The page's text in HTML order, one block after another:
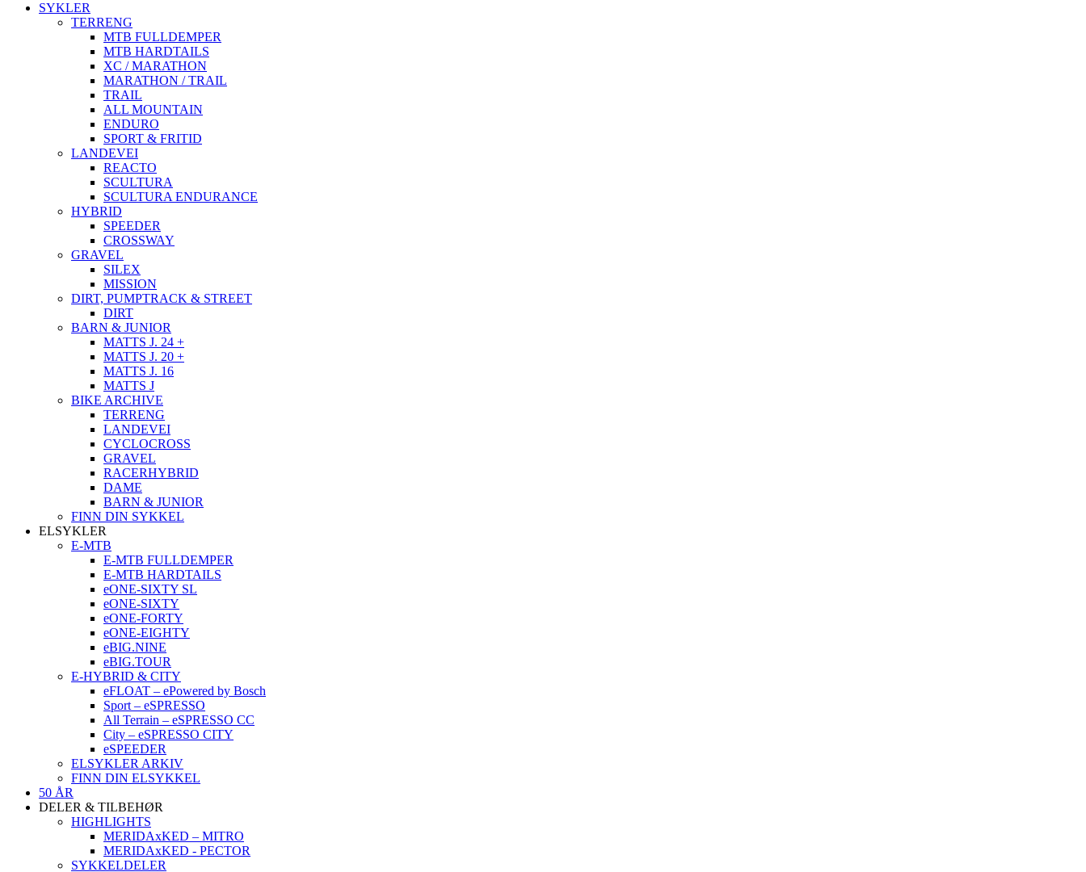
SYKLER
TERRENG
MTB FULLDEMPER
MTB HARDTAILS
XC / MARATHON
MARATHON / TRAIL
TRAIL
ALL MOUNTAIN
ENDURO
SPORT & FRITID
LANDEVEI
REACTO
SCULTURA
SCULTURA ENDURANCE
HYBRID
SPEEDER
CROSSWAY
GRAVEL
SILEX
MISSION
DIRT, PUMPTRACK & STREET
DIRT
BARN & JUNIOR
MATTS J. 24 +
MATTS J. 20 +
MATTS J. 16
MATTS J
BIKE ARCHIVE
TERRENG
LANDEVEI
CYCLOCROSS
GRAVEL
RACERHYBRID
DAME
BARN & JUNIOR
FINN DIN SYKKEL
ELSYKLER
E-MTB
E-MTB FULLDEMPER
E-MTB HARDTAILS
eONE-SIXTY SL
eONE-SIXTY
eONE-FORTY
eONE-EIGHTY
eBIG.NINE
eBIG.TOUR
E-HYBRID & CITY
eFLOAT – ePowered by Bosch
Sport – eSPRESSO
All Terrain – eSPRESSO CC
City – eSPRESSO CITY
eSPEEDER
ELSYKLER ARKIV
FINN DIN ELSYKKEL
50 ÅR
DELER & TILBEHØR
HIGHLIGHTS
MERIDAxKED – MITRO
MERIDAxKED - PECTOR
SYKKELDELER